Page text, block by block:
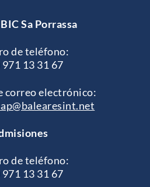
Sa Porrassa
de teléfono:
971 13 31 67
correo electrónico:
de teléfono:
971 13 31 67